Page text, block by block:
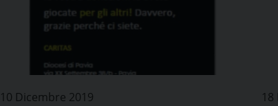
10 Dicembre 2019